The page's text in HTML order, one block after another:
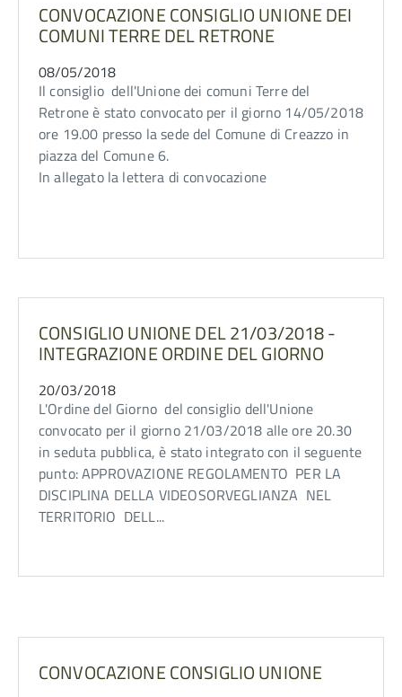
CONVOCAZIONE CONSIGLIO UNIONE DEI
COMUNI TERRE DEL RETRONE
08/05/2018
Il consiglio dell'Unione dei comuni Terre del
Retrone è stato convocato per il giorno 14/05/2018
ore 19.00 presso la sede del Comune di Creazzo in
piazza del Comune 6.
In allegato la lettera di convocazione
CONSIGLIO UNIONE DEL 21/03/2018 -
INTEGRAZIONE ORDINE DEL GIORNO
20/03/2018
L'Ordine del Giorno del consiglio dell'Unione
convocato per il giorno 21/03/2018 alle ore 20.30
in seduta pubblica, è stato integrato con il seguente
punto: APPROVAZIONE REGOLAMENTO PER LA
DISCIPLINA DELLA VIDEOSORVEGLIANZA NEL
TERRITORIO DELL...
CONVOCAZIONE CONSIGLIO UNIONE